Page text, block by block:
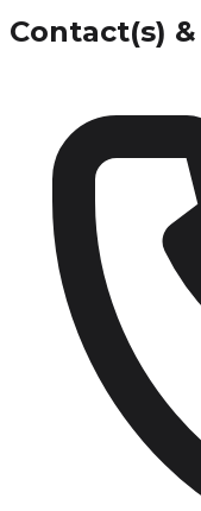
Contact(s)